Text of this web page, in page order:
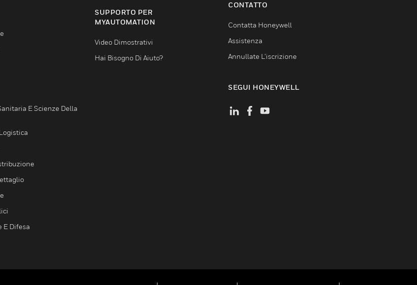
E Scienze Della
E Difesa
SUPPORTO PER
MYAUTOMATION
Video Dimostrativi
Hai Bisogno Di Aiuto?
CONTATTO
Contatta Honeywell
Assistenza
Annullate L’iscrizione
SEGUI HONEYWELL